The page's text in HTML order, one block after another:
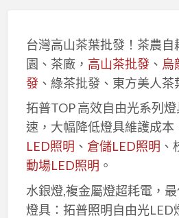
台灣高山茶葉批發！茶農
園、茶廠， 高山茶批發、 烏
發、綠茶批發、東方美人茶
拓普TOP 高效自由光系列
速，大幅降低燈具維護成本
LED照明 、 倉儲LED照明 、
動場LED照明 。
水銀燈,複金屬燈超耗電，
燈具：拓普照明自由光LED